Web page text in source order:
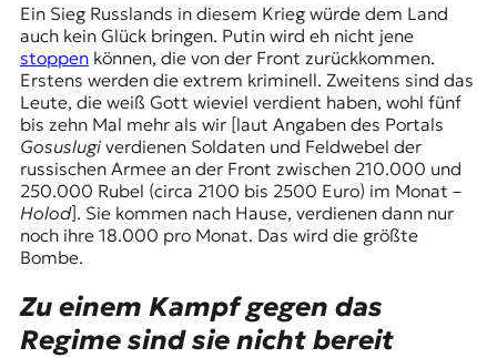
Ein Sieg Russlands in diesem Krieg würde dem Land
auch kein Glück bringen. Putin wird eh nicht jene
stoppenkönnen, die von der Front zurückkommen.
Erstens werden die extrem kriminell. Zweitens sind das
Leute, die weiß Gott wieviel verdient haben, wohl fünf
bis zehn Mal mehr als wir [laut Angaben des Portals
Gosuslugi verdienen Soldaten und Feldwebel der
russischen Armee an der Front zwischen 210.000 und
250.000 Rubel (circa 2100 bis 2500 Euro) im Monat –
Holod]. Sie kommen nach Hause, verdienen dann nur
noch ihre 18.000 pro Monat. Das wird die größte
Bombe.
Zu einem Kampf gegen das
Regime sind sie nicht bereit